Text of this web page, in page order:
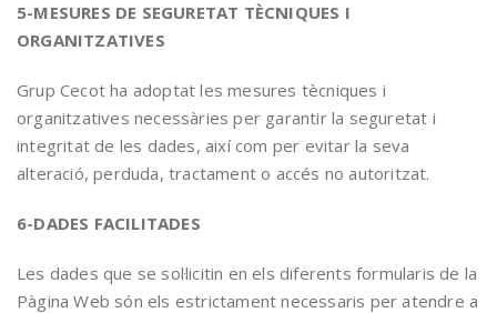
5-MESURES DE SEGURETAT TÈCNIQUES I
ORGANITZATIVES
Grup Cecot ha adoptat les mesures tècniques i
organitzatives necessàries per garantir la seguretat i
integritat de les dades, així com per evitar la seva
alteració, perduda, tractament o accés no autoritzat.
6-DADES FACILITADES
Les dades que se sol·licitin en els diferents formularis de la
Pàgina Web són els estrictament necessaris per atendre a